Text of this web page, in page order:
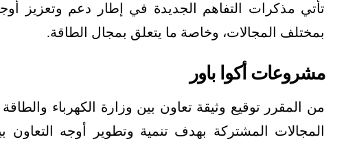
تأتي مذكرات التفاهم الجديدة في إطار دعم وتعزيز
بمختلف المجالات، وخاصة ما يتعلق بمجال الطاقة.
مشروعات أكوا باور
من المقرر توقيع وثيقة تعاون بين وزارة الكهرباء
المجالات المشتركة بهدف تنمية وتطوير أوجه التعاون